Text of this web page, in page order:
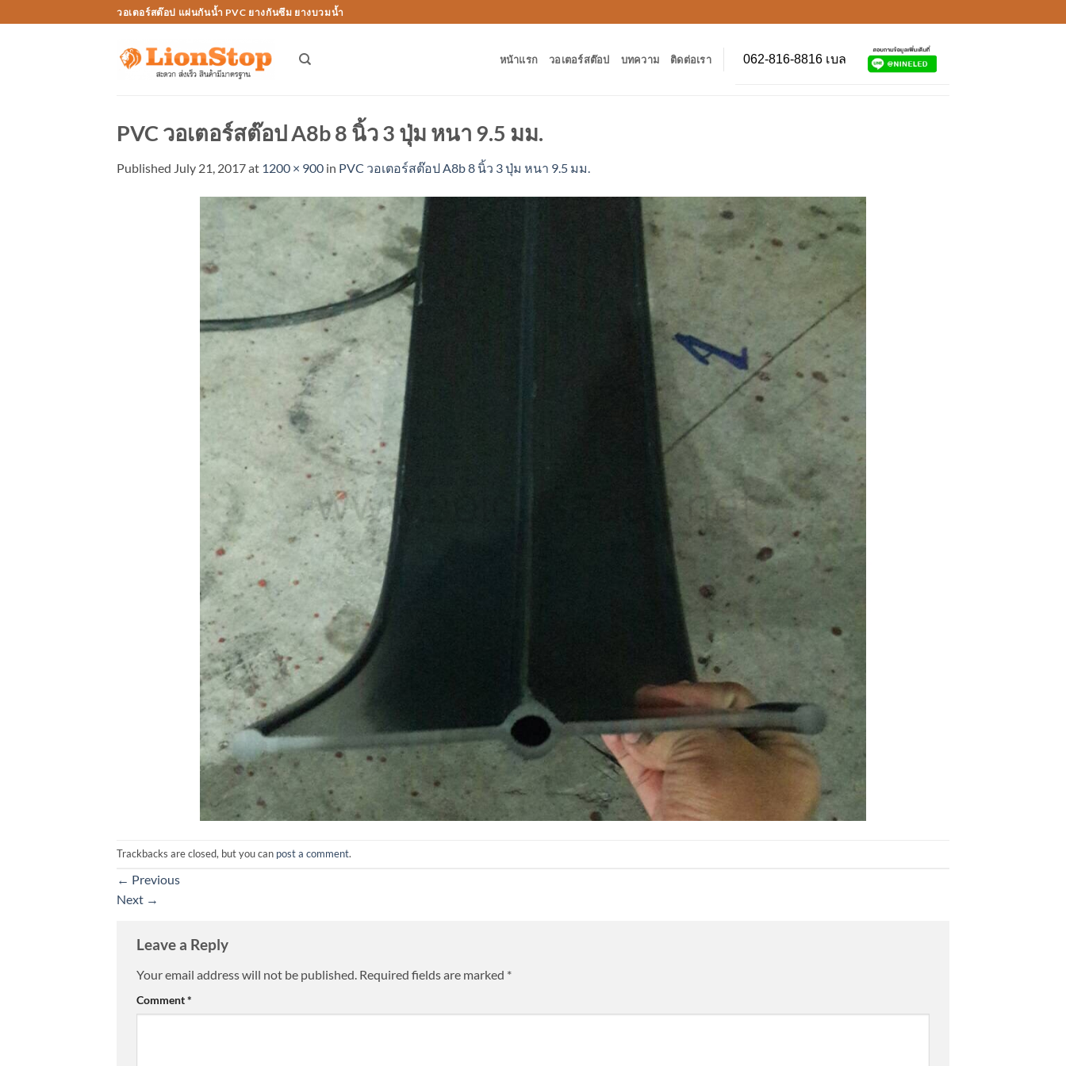
to
วอเตอร์สต๊อป แผ่นกันน้ำ PVC ยางกันซึม ยางบวมน้ำ
หน้าแรก วอเตอร์สต๊อป บทความ ติดต่อเรา 062-816-8816 เบล
PVC วอเตอร์สต๊อป A8b 8 นิ้ว 3 ปุ่ม หนา 9.5 มม.
Published July 21, 2017at 1200 × 900 in PVC วอเตอร์สต๊อป A8b 8 นิ้ว 3 ปุ่ม หนา 9.5 มม.
Trackbacks are closed, but you can post a comment.
← Previous
Next →
Leave a Reply
Your email address will not be published. Required fields are marked *
Comment*